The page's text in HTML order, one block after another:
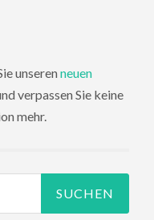
unseren neuen
verpassen Sie keine
mehr.